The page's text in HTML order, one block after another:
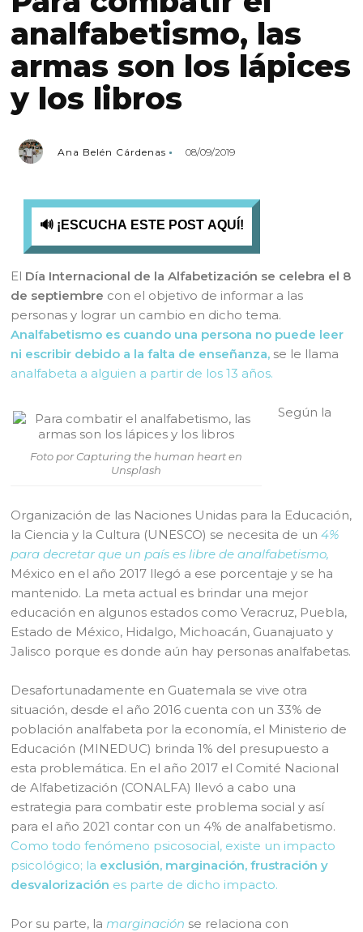
analfabetismo, las
armas son los lápices
y los libros
Ana Belén Cárdenas 08/09/2019
🔊 ¡ESCUCHA ESTE POST AQUÍ!
El Día Internacional de la Alfabetización se celebra el 8
de septiembre con el objetivo de informar a las
personas y lograr un cambio en dicho tema.
Analfabetismo es cuando una persona no puede leer
ni escribir debido a la falta de enseñanza, se le llama
analfabeta a alguien a partir de los 13 años.
Foto por Capturing the human heart en
Unsplash
Según la
Organización de las Naciones Unidas para la Educación,
la Ciencia y la Cultura (UNESCO) se necesita de un 4%
para decretar que un país es libre de analfabetismo,
México en el año 2017 llegó a ese porcentaje y se ha
mantenido. La meta actual es brindar una mejor
educación en algunos estados como Veracruz, Puebla,
Estado de México, Hidalgo, Michoacán, Guanajuato y
Jalisco porque es donde aún hay personas analfabetas.
Desafortunadamente en Guatemala se vive otra
situación, desde el año 2016 cuenta con un 33% de
población analfabeta por la economía, el Ministerio de
Educación (MINEDUC) brinda 1% del presupuesto a
esta problemática. En el año 2017 el Comité Nacional
de Alfabetización (CONALFA) llevó a cabo una
estrategia para combatir este problema social y así
para el año 2021 contar con un 4% de analfabetismo.
Como todo fenómeno psicosocial, existe un impacto
psicológico; la exclusión, marginación, frustración y
desvalorización es parte de dicho impacto.
Por su parte, lamarginación se relaciona con